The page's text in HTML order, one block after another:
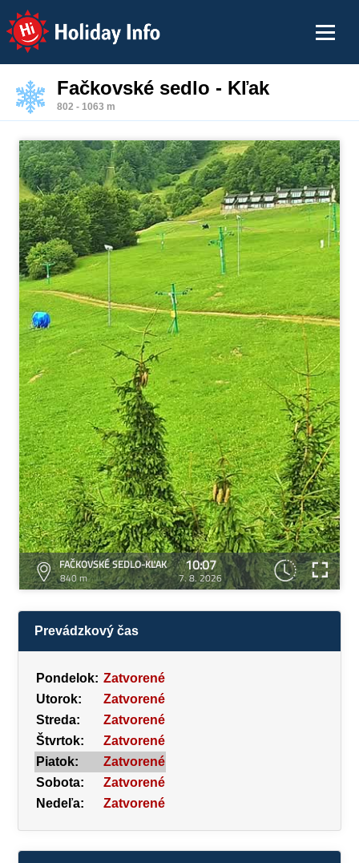
Holiday Info
Fačkovské sedlo - Kľak
802 - 1063 m
FAČKOVSKÉ SEDLO-KĽAK
840 m
10:07
7. 8. 2026
Prevádzkový čas
Pondelok: Zatvorené
Utorok:
Zatvorené
Streda:
Zatvorené
Štvrtok:
Zatvorené
Piatok:
Zatvorené
Sobota:
Zatvorené
Nedeľa:
Zatvorené